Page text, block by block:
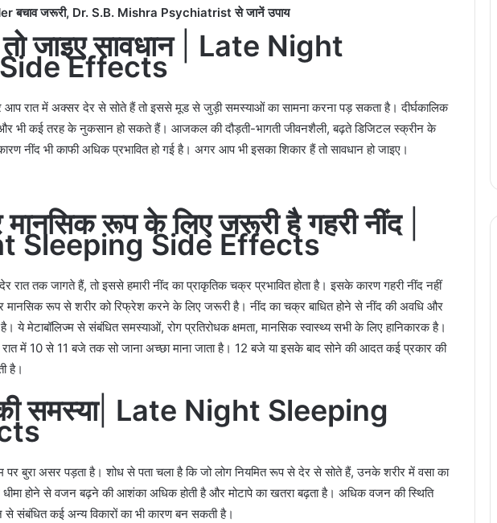
बचाव जरूरी, Dr. S.B. Mishra Psychiatrist से जानें उपाय
जाइए सावधान| Late Night
Effects
आप रात में अक्सर देर से सोते हैं तो इससे मूड से जुड़ी समस्याओं का सामना करना पड़ सकता है। दीर्घकालिक
भी कई तरह के नुकसान हो सकते हैं। आजकल की दौड़ती-भागती जीवनशैली, बढ़ते डिजिटल स्क्रीन के
नींद भी काफी अधिक प्रभावित हो गई है। अगर आप भी इसका शिकार हैं तो सावधान हो जाइए।
मानसिक रूप के लिए जरूरी है गहरी नींद|
Sleeping Side Effects
रात तक जागते हैं, तो इससे हमारी नींद का प्राकृतिक चक्र प्रभावित होता है। इसके कारण गहरी नींद नहीं
मानसिक रूप से शरीर को रिफ्रेश करने के लिए जरूरी है। नींद का चक्र बाधित होने से नींद की अवधि और
है। ये मेटाबॉलिज्म से संबंधित समस्याओं, रोग प्रतिरोधक क्षमता, मानसिक स्वास्थ्य सभी के लिए हानिकारक है।
रात में 10 से 11 बजे तक सो जाना अच्छा माना जाता है। 12 बजे या इसके बाद सोने की आदत कई प्रकार की
है।
समस्या| Late Night Sleeping
पर बुरा असर पड़ता है। शोध से पता चला है कि जो लोग नियमित रूप से देर से सोते हैं, उनके शरीर में वसा का
धीमा होने से वजन बढ़ने की आशंका अधिक होती है और मोटापे का खतरा बढ़ता है। अधिक वजन की स्थिति
से संबंधित कई अन्य विकारों का भी कारण बन सकती है।